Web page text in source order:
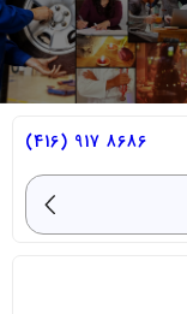
8686 917 (416)